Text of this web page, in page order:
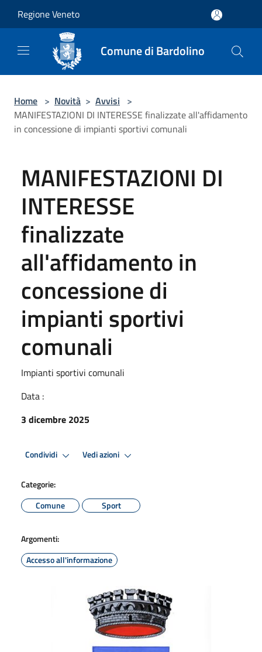
Regione Veneto
Comune di Bardolino
Home > Novità > Avvisi >
MANIFESTAZIONI DI INTERESSE finalizzate all'affidamento
in concessione di impianti sportivi comunali
MANIFESTAZIONI DI
INTERESSE
finalizzate
all'affidamento in
concessione di
impianti sportivi
comunali
Impianti sportivi comunali
Data :
3 dicembre 2025
Condividi Vedi azioni
Categorie:
Comune
Sport
Argomenti:
Accesso all'informazione